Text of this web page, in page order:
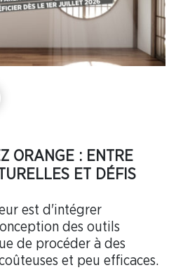
ORANGE : ENTRE
ET DÉFIS
est d'intégrer
des outils
de procéder à des
et peu efficaces.